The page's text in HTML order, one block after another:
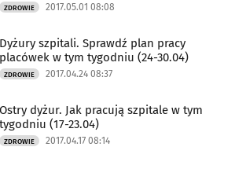
ZDROWIE 2017.05.01 08:08
Dyżury szpitali. Sprawdź plan pracy
placówek w tym tygodniu (24-30.04)
ZDROWIE 2017.04.24 08:37
Ostry dyżur. Jak pracują szpitale w tym
tygodniu (17-23.04)
ZDROWIE 2017.04.17 08:14